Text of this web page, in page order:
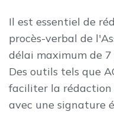
Il est essentiel de
procès-verbal de
délai maximum de
Des outils tels que
faciliter la rédaction
avec une signature